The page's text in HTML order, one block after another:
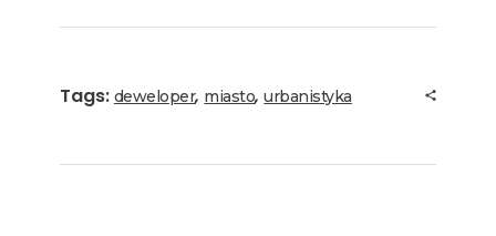
Tags: deweloper, miasto,urbanistyka